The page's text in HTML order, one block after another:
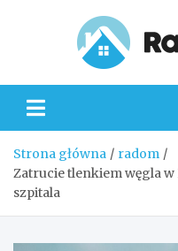
Strona główna
radom
Zatrucie tlenkiem węgla
szpitala